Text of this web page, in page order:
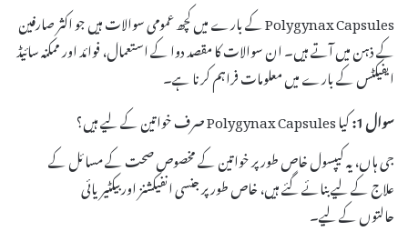
Polygynax Capsules کے بارے میں کچھ عمومی سوالات ہیں جو اکثر صارفین
کے ذہن میں آتے ہیں۔ ان سوالات کا مقصد دوا کے استعمال، فوائد اور ممکنہ سائیڈ
ایفیکٹس کے بارے میں معلومات فراہم کرنا ہے۔
سوال 1: کیا Polygynax Capsules صرف خواتین کے لیے ہیں؟
جی ہاں، یہ کیپسول خاص طور پر خواتین کے مخصوص صحت کے مسائل کے
علاج کے لیے بنائے گئے ہیں، خاص طور پر جنسی انفیکشنز اور بیکٹیریائی
حالتوں کے لیے۔